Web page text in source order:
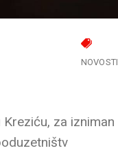
NOVOSTI
za izniman